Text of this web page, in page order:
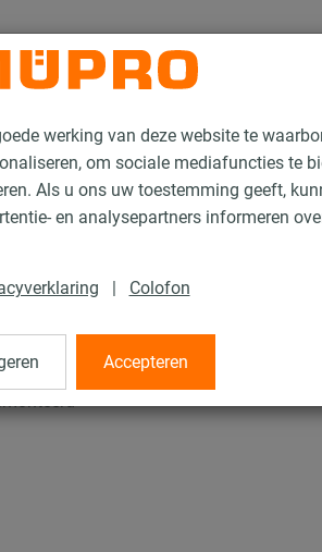
werking van deze website te
om sociale mediafuncties te
Als u ons uw toestemming geeft,
en analysepartners informeren
| Colofon
Accepteren